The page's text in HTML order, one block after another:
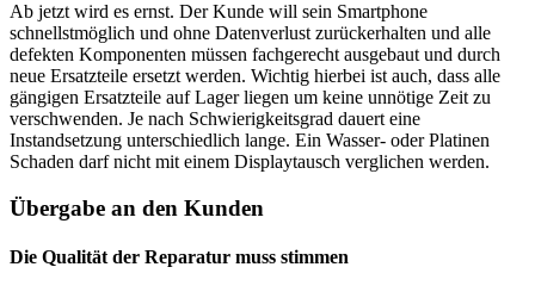
Ab jetzt wird es ernst. Der Kunde will sein Smartphone
schnellstmöglich und ohne Datenverlust zurückerhalten und alle
defekten Komponenten müssen fachgerecht ausgebaut und durch
neue Ersatzteile ersetzt werden. Wichtig hierbei ist auch, dass alle
gängigen Ersatzteile auf Lager liegen um keine unnötige Zeit zu
verschwenden. Je nach Schwierigkeitsgrad dauert eine
Instandsetzung unterschiedlich lange. Ein Wasser- oder Platinen
Schaden darf nicht mit einem Displaytausch verglichen werden.
Übergabe an den Kunden
Die Qualität der Reparatur muss stimmen